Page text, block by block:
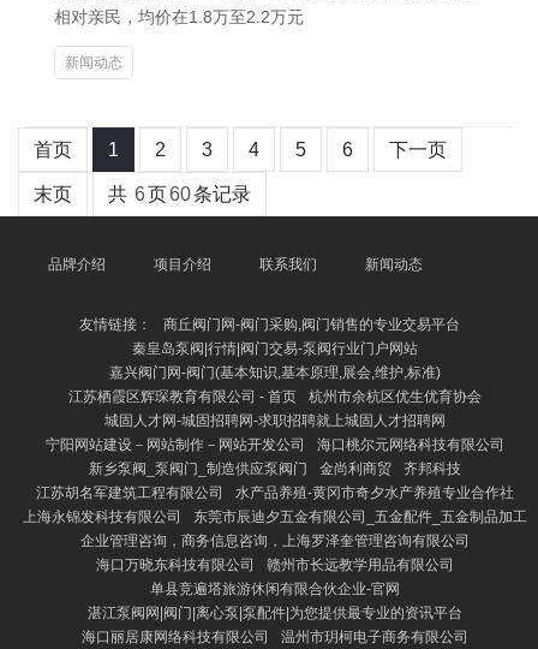
相对亲民，均价在1.8万至2.2万元
新闻动态
首页 1 2 3 4 5 6 下一页
末页 共 6页60条记录
品牌介绍 项目介绍 联系我们 新闻动态
友情链接：
商丘阀门网-阀门采购,阀门销售的专业交易平台
秦皇岛泵阀|行情|阀门交易-泵阀行业门户网站
嘉兴阀门网-阀门(基本知识,基本原理,展会,维护,标准)
江苏栖霞区辉琛教育有限公司 - 首页
杭州市余杭区优生优育协会
城固人才网-城固招聘网-求职招聘就上城固人才招聘网
宁阳网站建设－网站制作－网站开发公司
海口桃尔元网络科技有限公司
新乡泵阀_泵阀门_制造供应泵阀门
金尚利商贸
齐邦科技
江苏胡名军建筑工程有限公司
水产品养殖-黄冈市奇夕水产养殖专业合作社
上海永锦发科技有限公司
东莞市辰迪夕五金有限公司_五金配件_五金制品加工
企业管理咨询，商务信息咨询，上海罗泽奎管理咨询有限公司
海口万晓东科技有限公司
赣州市长远教学用品有限公司
单县竞遍塔旅游休闲有限合伙企业-官网
湛江泵阀网|阀门|离心泵|泵配件|为您提供最专业的资讯平台
海口丽居康网络科技有限公司
温州市玥柯电子商务有限公司